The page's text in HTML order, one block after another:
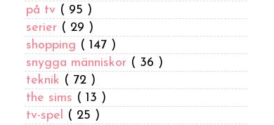
på tv ( 95 )
serier ( 29 )
shopping ( 147 )
snygga människor ( 36 )
teknik ( 72 )
the sims ( 13 )
tv-spel ( 25 )